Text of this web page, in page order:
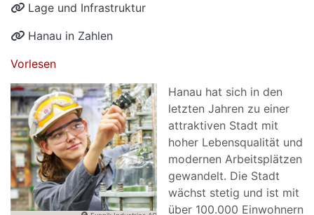
Vorlesen
Hanau hat sich in den
letzten Jahren zu einer
attraktiven Stadt mit
hoher Lebensqualität und
modernen Arbeitsplätzen
gewandelt. Die Stadt
wächst stetig und ist mit
über 100.000 Einwohnern
Lage und Infrastruktur
Hanau in Zahlen